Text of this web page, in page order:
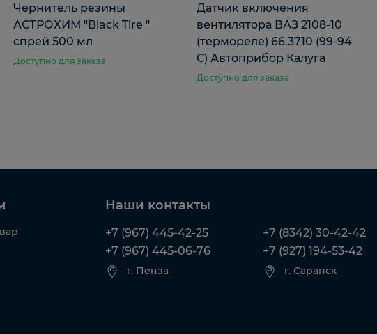
Чернитель резины
АСТРОХИМ "Black Tire "
спрей 500 мл
Доступно для заказа
Датчик включения
вентилятора ВАЗ 2108-10
(термореле) 66.3710 (99-94
С) Автоприбор Калуга
Доступно для заказа
Наши контакты
+7 (967) 445-42-25
+7 (967) 445-06-76
г. Пенза
+7 (8342) 30-42-42
+7 (927) 194-53-42
г. Саранск